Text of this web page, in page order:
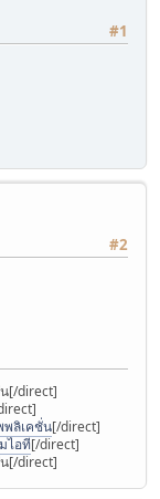
#1
#2
[/direct]
พลิเคชั่น[/direct]
ไอที[/direct]
[/direct]